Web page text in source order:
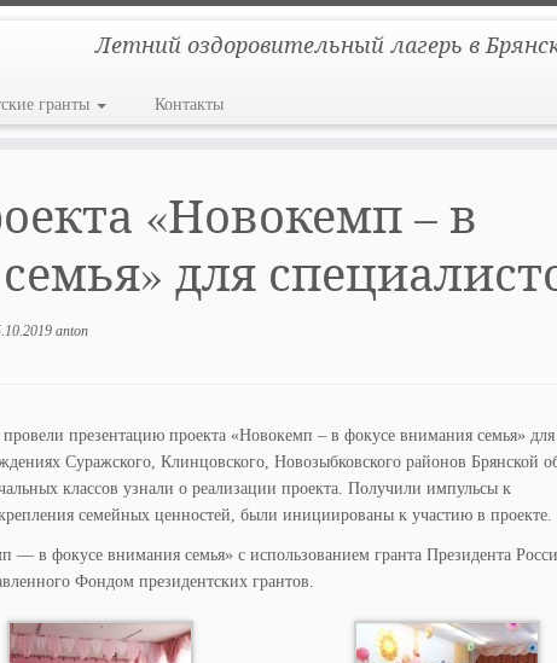
Летний оздоровительный лагерь в
гранты Контакты
«Новокемп – в
для
anton
презентацию проекта «Новокемп – в фокусе внимания семья» для
Суражского, Клинцовского, Новозыбковского районов Брянской
классов узнали о реализации проекта. Получили импульсы к
семейных ценностей, были инициированы к участию в проекте.
— в фокусе внимания семья» с использованием гранта Президента
Фондом президентских грантов.